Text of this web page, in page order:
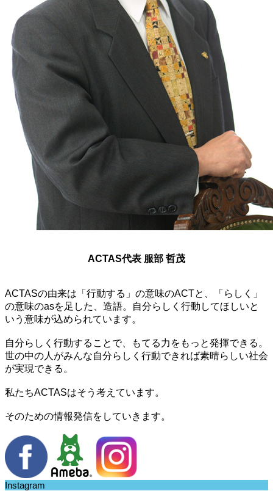
ACTAS代表 服部 哲茂
ACTASの由来は「行動する」の意味のACTと、「らしく」
の意味のasを足した、造語。自分らしく行動してほしいと
いう意味が込められています。
自分らしく行動することで、もてる力をもっと発揮できる。
世の中の人がみんな自分らしく行動できれば素晴らしい社会
が実現できる。
私たちACTASはそう考えています。
そのための情報発信をしていきます。
Instagram